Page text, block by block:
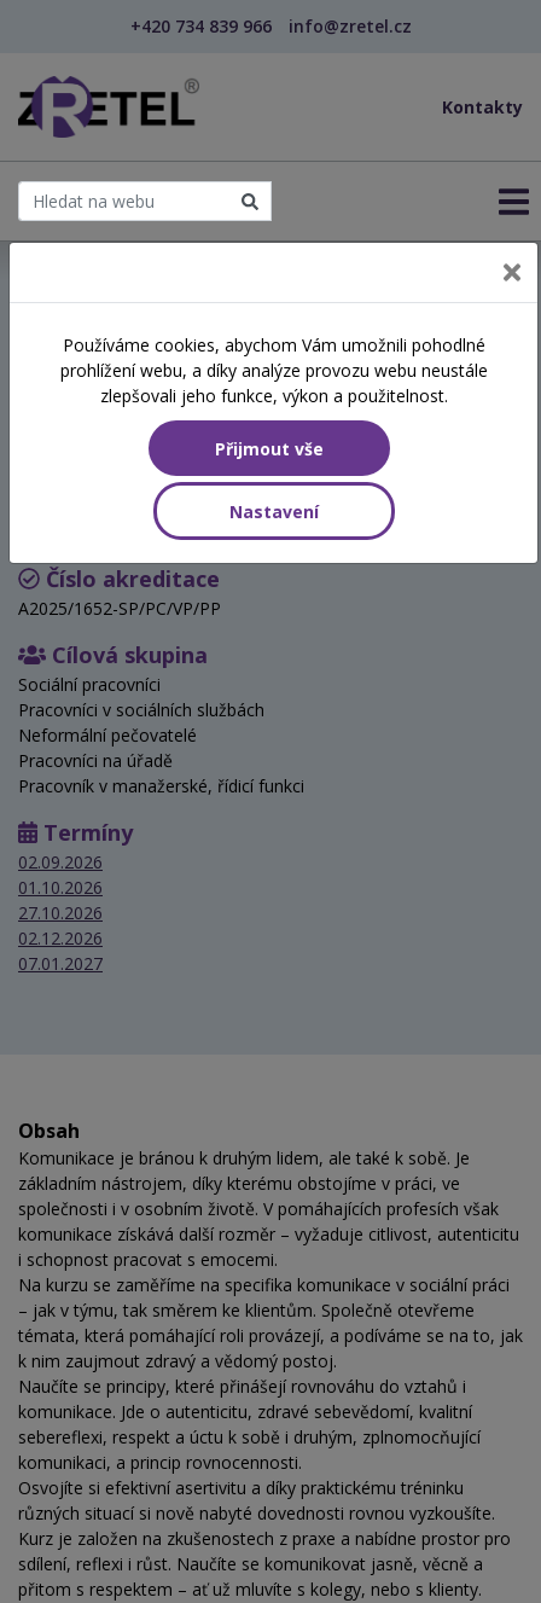
+420 734 839 966 info@zretel.cz
Kontakty
Komunikace, která má
Hodinová dotace
8 vyučovacích hodin
Číslo akreditace
A2025/1652-SP/PC/VP/PP
Cílová skupina
Sociální pracovníci
Pracovníci v sociálních službách
Neformální pečovatelé
Pracovníci na úřadě
Pracovník v manažerské, řídicí funkci
Termíny
02.09.2026
01.10.2026
27.10.2026
02.12.2026
07.01.2027
Obsah
Komunikace je bránou k druhým lidem, ale také k sobě. Je
základním nástrojem, díky kterému obstojíme v práci, ve
společnosti i v osobním životě. V pomáhajících profesích však
komunikace získává další rozměr – vyžaduje citlivost, autenticitu
i schopnost pracovat s emocemi.
Na kurzu se zaměříme na specifika komunikace v sociální práci
– jak v týmu, tak směrem ke klientům. Společně otevřeme
témata, která pomáhající roli provázejí, a podíváme se na to, jak
k nim zaujmout zdravý a vědomý postoj.
Naučíte se principy, které přinášejí rovnováhu do vztahů i
komunikace. Jde o autenticitu, zdravé sebevědomí, kvalitní
sebereflexi, respekt a úctu k sobě i druhým, zplnomocňující
komunikaci, a princip rovnocennosti.
Osvojíte si efektivní asertivitu a díky praktickému tréninku
různých situací si nově nabyté dovednosti rovnou vyzkoušíte.
Kurz je založen na zkušenostech z praxe a nabídne prostor pro
sdílení, reflexi i růst. Naučíte se komunikovat jasně, věcně a
přitom s respektem – ať už mluvíte s kolegy, nebo s klienty.
Používáme cookies, abychom Vám umožnili pohodlné
prohlížení webu, a díky analýze provozu webu neustále
zlepšovali jeho funkce, výkon a použitelnost.
Přijmout vše
Nastavení